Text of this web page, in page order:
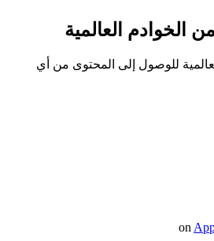
الخوادم العالمية
للوصول إلى المحتوى من أي